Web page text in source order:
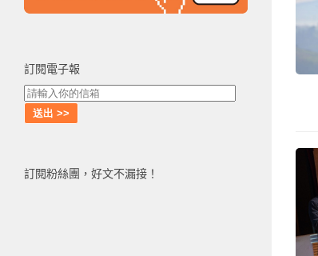
訂閱電子報
訂閱粉絲團，好文不漏接！